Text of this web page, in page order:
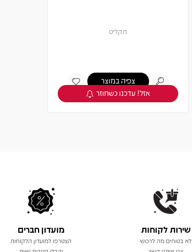
תקליט
צפיה במוצר
אזל! עדכנו כשחוזר
שירות לקוחות
לא בטוחים מה לרכוש
מועדון חברים
הצטרפו למועדון הלקוחות